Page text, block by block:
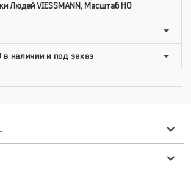
Людей VIESSMANN, Масштаб HO